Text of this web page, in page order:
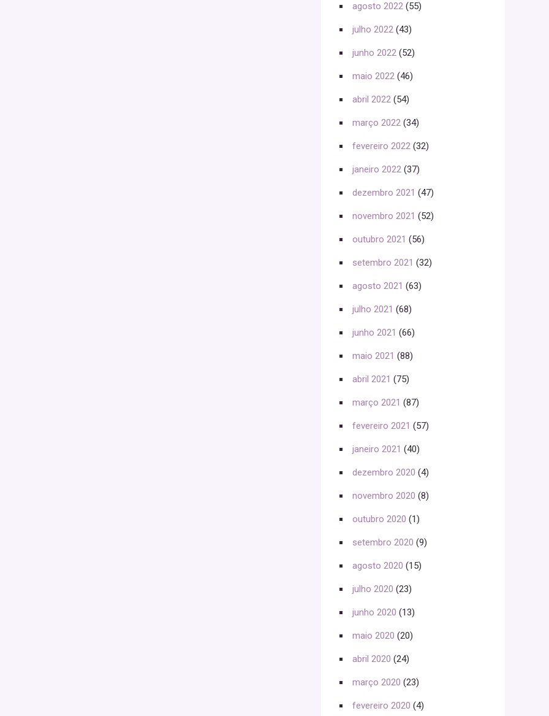
agosto 2022 (55)
julho 2022 (43)
junho 2022 (52)
maio 2022 (46)
abril 2022 (54)
março 2022 (34)
fevereiro 2022 (32)
janeiro 2022 (37)
dezembro 2021 (47)
novembro 2021 (52)
outubro 2021 (56)
setembro 2021 (32)
agosto 2021 (63)
julho 2021 (68)
junho 2021 (66)
maio 2021 (88)
abril 2021 (75)
março 2021 (87)
fevereiro 2021 (57)
janeiro 2021 (40)
dezembro 2020 (4)
novembro 2020 (8)
outubro 2020 (1)
setembro 2020 (9)
agosto 2020 (15)
julho 2020 (23)
junho 2020 (13)
maio 2020 (20)
abril 2020 (24)
março 2020 (23)
fevereiro 2020 (4)